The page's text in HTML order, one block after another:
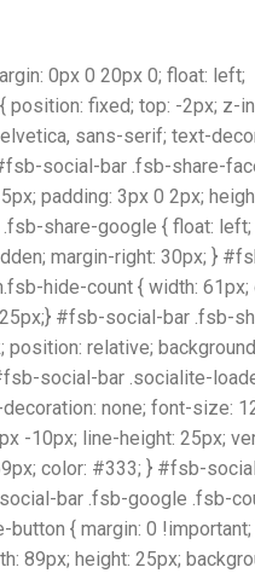
0px 0 20px 0; float: left;
fixed; top: -2px; z-
sans-serif; text-
social-bar .fsb-share-
padding: 3px 0 2px;
share-google { float: left;
margin-right: 30px; }
hide-count { width: 61px;
#fsb-social-bar .fsb-
relative;
social-bar .socialite-
none; font-size:
-10px; line-height: 25px;
color: #333; } #fsb-
bar .fsb-google .fsb-
{ margin: 0
89px; height: 25px;